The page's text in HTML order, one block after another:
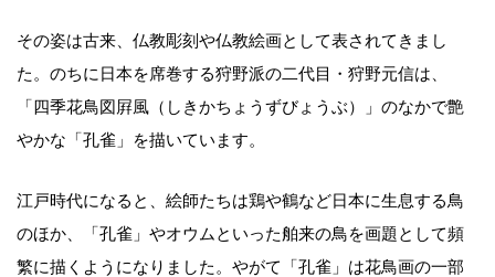
その姿は古来、仏教彫刻や仏教絵画として表されてきまし
た。のちに日本を席巻する狩野派の二代目・狩野元信は、
「四季花鳥図屛風（しきかちょうずびょうぶ）」のなかで艶
やかな「孔雀」を描いています。
江戸時代になると、絵師たちは鶏や鶴など日本に生息する鳥
のほか、「孔雀」やオウムといった舶来の鳥を画題として頻
繁に描くようになりました。やがて「孔雀」は花鳥画の一部